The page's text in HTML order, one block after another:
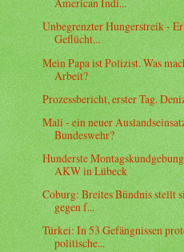
American Indi...
Unbegrenzter Hungerstreik -
Geflücht...
Mein Papa ist Polizist. Was
Arbeit?
Prozessbericht, erster Tag.
Mali - ein neuer
Bundeswehr?
Hunderste
AKW in Lübeck
Coburg: Breites Bündnis stellt
gegen f...
Türkei: In 53 Gefängnissen
politische...